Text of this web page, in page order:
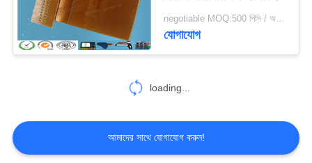
negotiable MOQ:500 পিসি / অনেক
যোগাযোগ
loading...
আমাদের সাথে যোগাযোগ করুন!